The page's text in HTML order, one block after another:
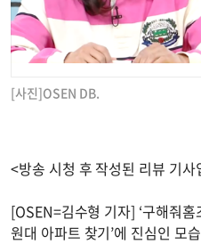
[사진]OSEN DB.
<방송 시청 후 작성된 리뷰 기사
[OSEN=김수형 기자] ‘구해줘
원대 아파트 찾기’에 진심인 모